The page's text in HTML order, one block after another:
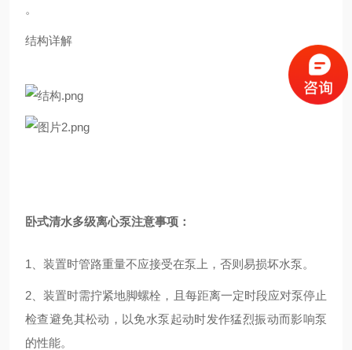
。
结构详解
卧式清水多级离心泵注意事项：
1、装置时管路重量不应接受在泵上，否则易损坏水泵。
2、装置时需拧紧地脚螺栓，且每距离一定时段应对泵停止
检查避免其松动，以免水泵起动时发作猛烈振动而影响泵
的性能。